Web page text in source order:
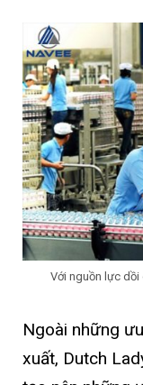
Với nguồn lực dồi
Ngoài những
xuất, Dutch